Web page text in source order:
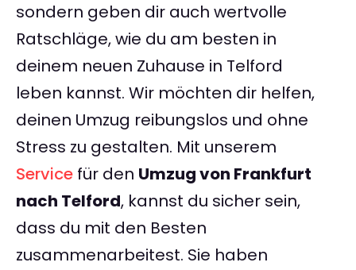
sondern geben dir auch wertvolle
Ratschläge, wie du am besten in
deinem neuen Zuhause in Telford
leben kannst. Wir möchten dir helfen,
deinen Umzug reibungslos und ohne
Stress zu gestalten. Mit unserem
Service für den Umzug von Frankfurt
nach Telford, kannst du sicher sein,
dass du mit den Besten
zusammenarbeitest. Sie haben